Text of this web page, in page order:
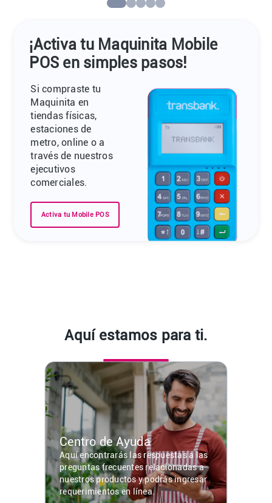
¡Activa tu Maquinita Mobile
POS en simples pasos!
Si compraste tu
Maquinita en
tiendas físicas,
estaciones de
metro, online o a
través de nuestros
ejecutivos
comerciales.
Activa tu Mobile POS
Aquí estamos para ti.
Centro de Ayuda
Aquí encontrarás las respuestas a las
preguntas frecuentes relacionadas a
nuestros productos y podrás ingresar
requerimientos en línea.